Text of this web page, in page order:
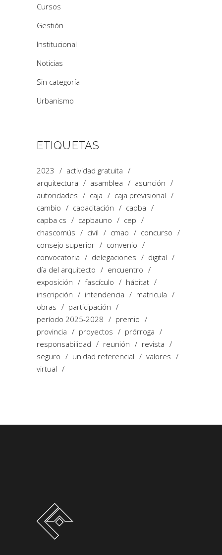
Cursos
Gestión
Institucional
Noticias
Sin categoría
Urbanismo
ETIQUETAS
2023
actividad gratuita
arquitectura
asamblea
asunción
autoridades
caja
caja previsional
cambio
capacitación
capba
capba cs
capbauno
cep
chascomús
civil cmao
concurso
consejo superior
convenio
convocatoria
delegaciones
digital
día del arquitecto
encuentro
exposición
fascículo
hábitat
inscripción
intendencia
matricula
obras
participación
período 2025-2028
premio
provincia
proyectos
prórroga
responsabilidad
reunión
revista
seguro
unidad referencial
valores
virtual